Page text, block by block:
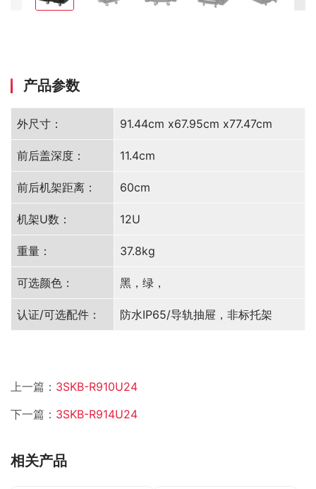
产品参数
外尺寸： 91.44cm x67.95cm x77.47cm
前后盖深度： 11.4cm
前后机架距离： 60cm
机架U数： 12U
重量： 37.8kg
可选颜色： 黑，绿，
认证/可选配件： 防水IP65/导轨抽屉，非标托架
上一篇： 3SKB-R910U24
下一篇： 3SKB-R914U24
相关产品